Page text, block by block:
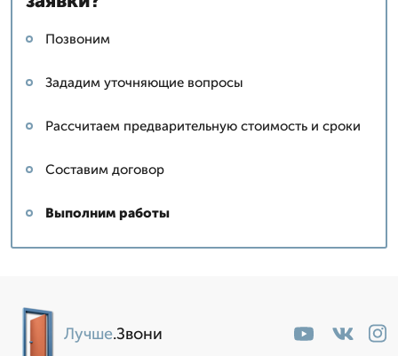
Позвоним
Зададим уточняющие вопросы
Рассчитаем предварительную стоимость и сроки
Составим договор
Выполним работы
Лучше.Звони